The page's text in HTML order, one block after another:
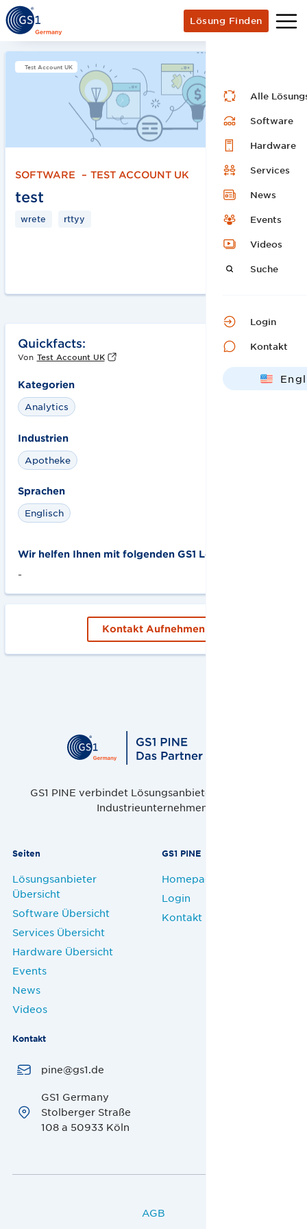
Lösung Finden
Alle
Software
Hardware
Services
News
Events
Videos
Suche
Login
Kontakt
Test Account UK
SOFTWARE – TEST ACCOUNT UK
test
wrete rttyy
Quickfacts:
Von Test Account UK
Kategorien
Analytics
Industrien
Apotheke
Sprachen
Englisch
Wir helfen Ihnen mit folgenden GS1 Lösungen:
-
Kontakt Aufnehmen
GS1 PINE verbindet Lösungsanbieter, Handel und
Industrieunternehmen.
Seiten
Lösungsanbieter
Übersicht
Software Übersicht
Services Übersicht
Hardware Übersicht
Events
News
Videos
GS1 PINE
Homepage
Login
Kontakt
Kontakt
pine@gs1.de
GS1 Germany
Stolberger Straße
108 a 50933 Köln
AGB